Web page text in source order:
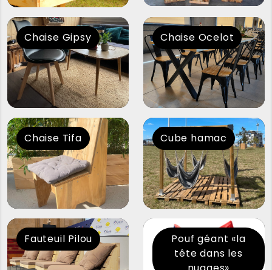
Chaise Gipsy Chaise Ocelot
Chaise Tifa Cube hamac
Fauteuil Pilou
Pouf géant «la
tête dans les